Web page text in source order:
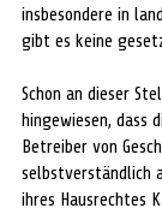
insbesondere in
gibt es keine
Schon an dieser
hingewiesen, dass
Betreiber von
selbstverständlich
ihres Hausrechtes